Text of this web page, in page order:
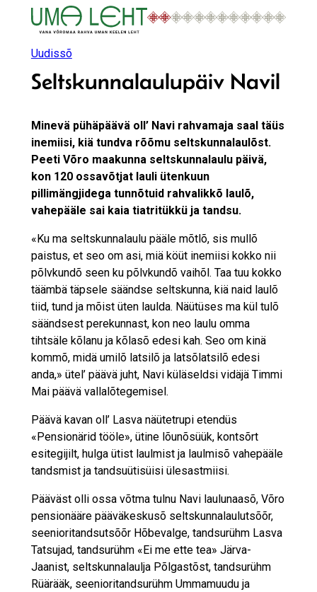
juurdeUudissõ
Seltskunnalaulupäiv Navil
Minevä pühäpäävä oll’ Navi rahvamaja saal täüs
inemiisi, kiä tundva rõõmu seltskunnalaulõst.
Peeti Võro maakunna seltskunnalaulu päivä,
kon 120 ossavõtjat lauli ütenkuun
pillimängjidega tunnõtuid rahvalikkõ laulõ,
vahepääle sai kaia tiatritükkü ja tandsu.
«Ku ma seltskunnalaulu pääle mõtlõ, sis mullõ
paistus, et seo om asi, miä köüt inemiisi kokko nii
põlvkundõ seen ku põlvkundõ vaihõl. Taa tuu kokko
täämbä täpsele säändse seltskunna, kiä naid laulõ
tiid, tund ja mõist üten laulda. Näütüses ma kül tulõ
säändsest perekunnast, kon neo laulu omma
tihtsäle kõlanu ja kõlasõ edesi kah. Seo om kinä
kommõ, midä umilõ latsilõ ja latsõlatsilõ edesi
anda,» ütel’ päävä juht, Navi küläseldsi vidäjä Timmi
Mai päävä vallalõtegemisel.
Päävä kavan oll’ Lasva näütetrupi etendüs
«Pensionärid tööle», ütine lõunõsüük, kontsõrt
esitegijilt, hulga ütist laulmist ja laulmisõ vahepääle
tandsmist ja tandsuütisüisi ülesastmiisi.
Pääväst olli ossa võtma tulnu Navi laulunaasõ, Võro
pensionääre pääväkeskusõ seltskunnalaulutsõõr,
seenioritandsutsõõr Hõbevalge, tandsurühm Lasva
Tatsujad, tandsurühm «Ei me ette tea» Järva-
Jaanist, seltskunnalaulja Põlgastõst, tandsurühm
Rüärääk, seenioritandsurühm Ummamuudu ja